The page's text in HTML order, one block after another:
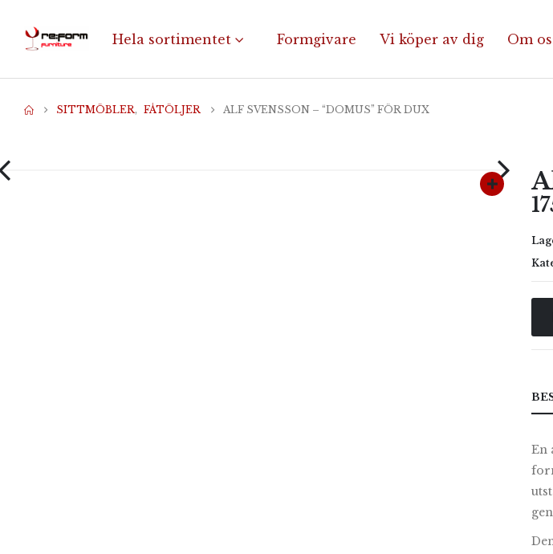
Hela sortimentet Formgivare Vi köper av dig Om
SITTMÖBLER, FÅTÖLJER ALF SVENSSON – “DOMUS” FÖR DUX
En